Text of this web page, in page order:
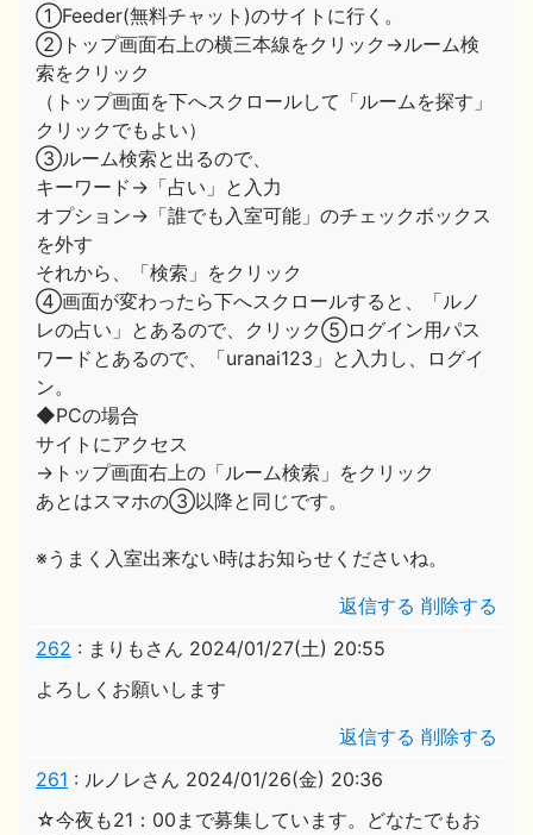
①Feeder(無料チャット)のサイトに行く。
②トップ画面右上の横三本線をクリック→ルーム検
索をクリック
（トップ画面を下へスクロールして「ルームを探す」
クリックでもよい）
③ルーム検索と出るので、
キーワード→「占い」と入力
オプション→「誰でも入室可能」のチェックボックス
を外す
それから、「検索」をクリック
④画面が変わったら下へスクロールすると、「ルノ
レの占い」とあるので、クリック⑤ログイン用パス
ワードとあるので、「uranai123」と入力し、ログイ
ン。
◆PCの場合
サイトにアクセス
→トップ画面右上の「ルーム検索」をクリック
あとはスマホの③以降と同じです。
※うまく入室出来ない時はお知らせくださいね。
返信する 削除する
262 : まりもさん 2024/01/27(土) 20:55
よろしくお願いします
返信する 削除する
261 : ルノレさん 2024/01/26(金) 20:36
☆今夜も21：00まで募集しています。どなたでもお